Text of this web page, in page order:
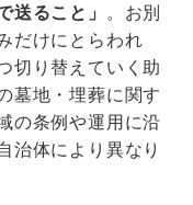
送ること」 。お別
だけにとらわれ
切り替えていく助
墓地・埋葬に関す
の条例や運用に沿
治体により異なり